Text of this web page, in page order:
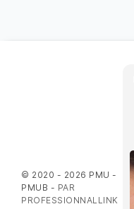
© 2020 - 2026 PMU -
PMUB - PAR
PROFESSIONNALLINK